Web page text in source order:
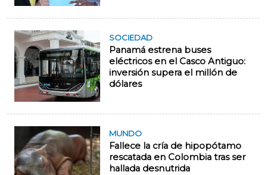
SOCIEDAD
Panamá estrena buses
eléctricos en el Casco Antiguo:
inversión supera el millón de
dólares
MUNDO
Fallece la cría de hipopótamo
rescatada en Colombia tras ser
hallada desnutrida